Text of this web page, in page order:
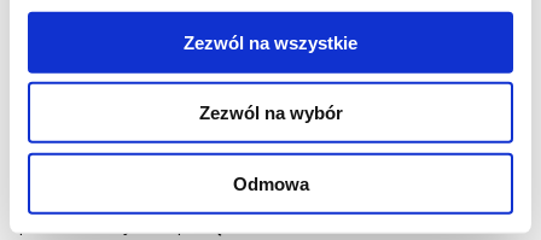
Zezwól na wszystkie
Zezwól na wybór
Odmowa
Jaja ucieraj z cukrem pudrem, na gęsty i
puszysty krem. Stopniowo wlewaj olej, a
następnie ajerkoniak.
Na koniec, dodaj mąki z proszkiem do
pieczenia. Wszystko bardzo delikatnie
pomieszaj, do połączenia składników.